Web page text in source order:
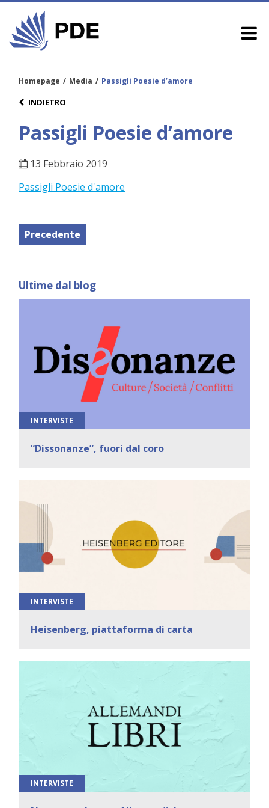
Homepage / Media / Passigli Poesie d’amore
INDIETRO
Passigli Poesie d’amore
13 Febbraio 2019
Passigli Poesie d'amore
Precedente
Ultime dal blog
INTERVISTE
“Dissonanze”, fuori dal coro
INTERVISTE
Heisenberg, piattaforma di carta
INTERVISTE